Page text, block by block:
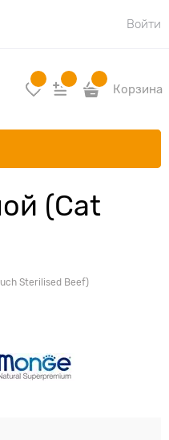
Войти
Корзина
(Cat
Sterilised Beef)